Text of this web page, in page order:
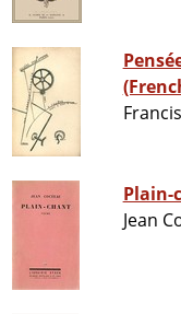
Plain-
Jean